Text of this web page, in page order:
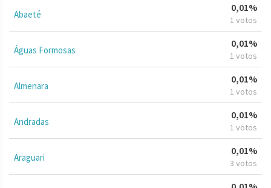
Abaeté
0,01%
1 votos
Águas Formosas
0,01%
1 votos
Almenara
0,01%
1 votos
Andradas
0,01%
1 votos
Araguari
0,01%
3 votos